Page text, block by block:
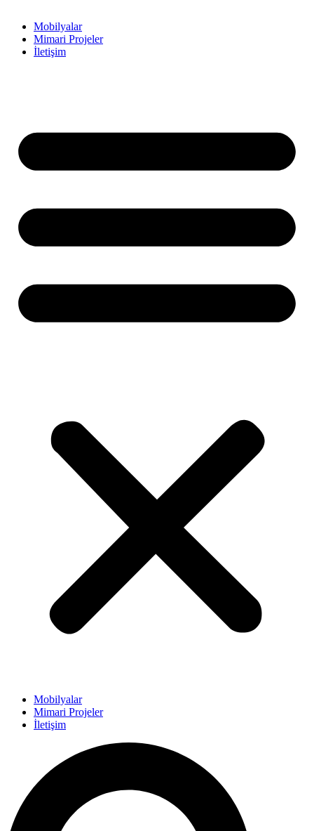
Mobilyalar
Mimari Projeler
İletişim
Mobilyalar
Mimari Projeler
İletişim